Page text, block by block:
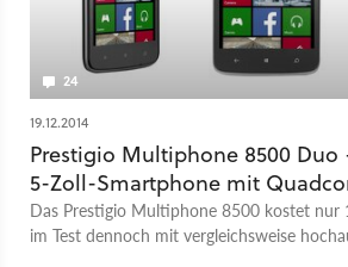
24
19.12.2014
Prestigio Multiphone 8500 Duo
5-Zoll-Smartphone mit
Das Prestigio Multiphone 8500 kostet nur
im Test dennoch mit vergleichsweise